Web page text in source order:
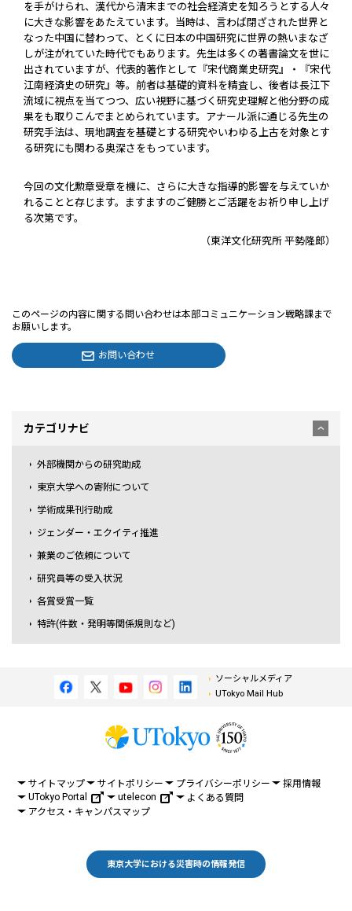
を手がけられ、漢代から清末までの社会経済史を知ろうとする人々
に大きな影響をあたえています。当時は、言わば閉ざされた世界と
なった中国に替わって、とくに日本の中国研究に世界の熱いまなざ
しが注がれていた時代でもあります。先生は多くの著書論文を世に
出されていますが、代表的著作として『宋代商業史研究』・『宋代
江南経済史の研究』等。前者は基礎的資料を精査し、後者は長江下
流域に視点を当てつつ、広い視野に基づく研究史理解と他分野の成
果をも取りこんでまとめられています。アナール派に通じる先生の
研究手法は、現地調査を基礎とする研究やいわゆる上古を対象とす
る研究にも関わる奥深さをもっています。
今回の文化勲章受章を機に、さらに大きな指導的影響を与えていか
れることと存じます。ますますのご健勝とご活躍をお祈り申し上げ
る次第です。
（東洋文化研究所 平勢隆郎）
このページの内容に関する問い合わせは本部コミュニケーション戦略課まで
お願いします。
お問い合わせ
カテゴリナビ
外部機関からの研究助成
東京大学への寄附について
学術成果刊行助成
ジェンダー・エクイティ推進
兼業のご依頼について
研究員等の受入状況
各賞受賞一覧
特許(件数・発明等関係規則など)
ソーシャルメディア
UTokyo Mail Hub
サイトマップ サイトポリシー プライバシーポリシー
採用情報
UTokyo Portal
utelecon
よくある質問
アクセス・キャンパスマップ
東京大学における災害時の情報発信